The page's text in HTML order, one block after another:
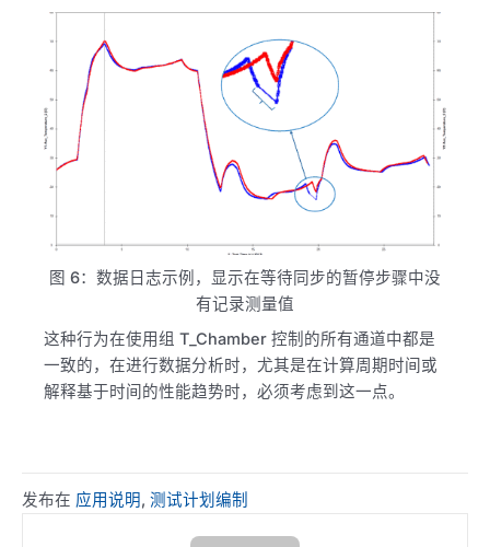
图 6：数据日志示例，显示在等待同步的暂停步骤中没
有记录测量值
这种行为在使用组 T_Chamber 控制的所有通道中都是
一致的，在进行数据分析时，尤其是在计算周期时间或
解释基于时间的性能趋势时，必须考虑到这一点。
发布在 应用说明, 测试计划编制